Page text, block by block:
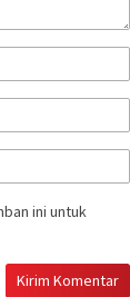
ini untuk